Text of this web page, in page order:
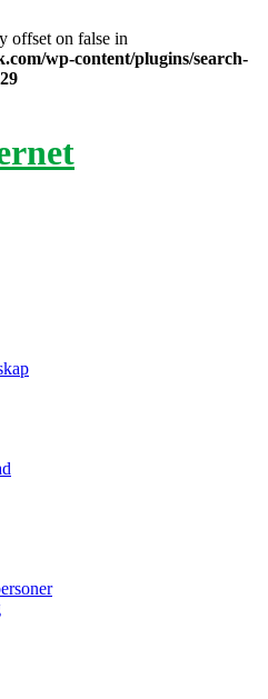
offset on false in
wp-content/plugins/search-
29